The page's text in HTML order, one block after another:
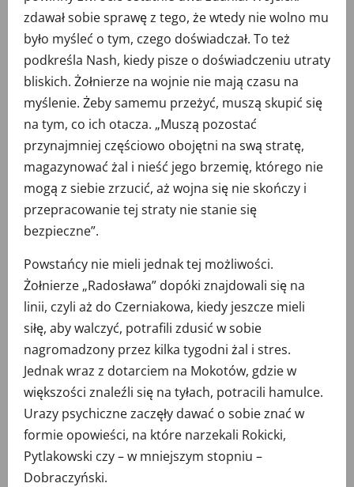
zdawał sobie sprawę z tego, że wtedy nie wolno mu
było myśleć o tym, czego doświadczał. To też
podkreśla Nash, kiedy pisze o doświadczeniu utraty
bliskich. Żołnierze na wojnie nie mają czasu na
myślenie. Żeby samemu przeżyć, muszą skupić się
na tym, co ich otacza. „Muszą pozostać
przynajmniej częściowo obojętni na swą stratę,
magazynować żal i nieść jego brzemię, którego nie
mogą z siebie zrzucić, aż wojna się nie skończy i
przepracowanie tej straty nie stanie się
bezpieczne”.
Powstańcy nie mieli jednak tej możliwości.
Żołnierze „Radosława” dopóki znajdowali się na
linii, czyli aż do Czerniakowa, kiedy jeszcze mieli
siłę, aby walczyć, potrafili zdusić w sobie
nagromadzony przez kilka tygodni żal i stres.
Jednak wraz z dotarciem na Mokotów, gdzie w
większości znaleźli się na tyłach, potracili hamulce.
Urazy psychiczne zaczęły dawać o sobie znać w
formie opowieści, na które narzekali Rokicki,
Pytlakowski czy – w mniejszym stopniu –
Dobraczyński.